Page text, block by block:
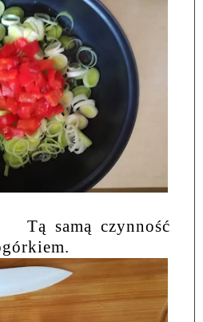
Tą samą czynność